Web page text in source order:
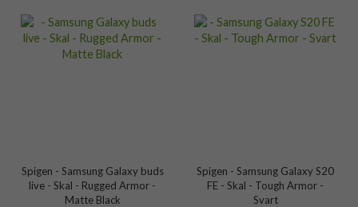
Spigen - Samsung Galaxy buds
live - Skal - Rugged Armor -
Matte Black
Spigen - Samsung Galaxy S20
FE - Skal - Tough Armor -
Svart